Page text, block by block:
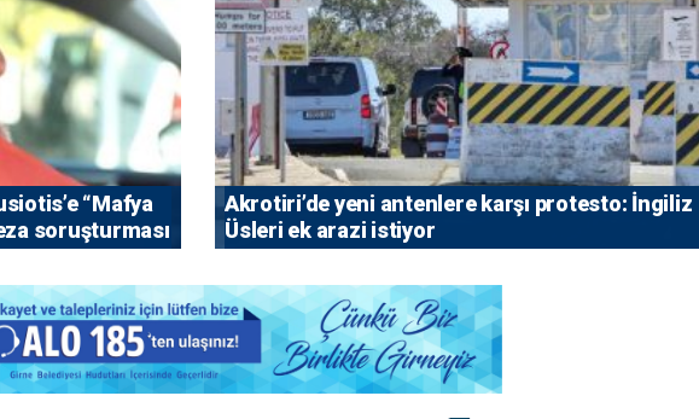
“Mafya
soruşturması
⁠Akrotiri’de yeni antenlere karşı protesto: İngiliz
Üsleri ek arazi istiyor